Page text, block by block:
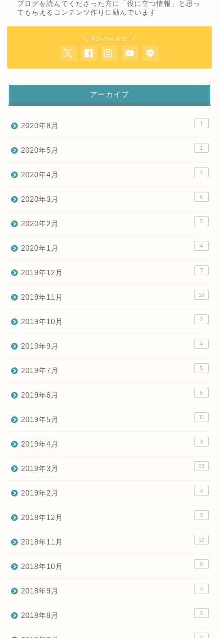
ブログを読んでくださった方に「役に立つ情報」と思っ
てもらえるコンテンツ作りに励んでいます
＼ Follow me ／
アーカイブ
2020年8月 1
2020年5月 1
2020年4月 4
2020年3月 6
2020年2月 5
2020年1月 4
2019年12月 7
2019年11月 10
2019年10月 2
2019年9月 4
2019年7月 5
2019年6月 5
2019年5月 11
2019年4月 3
2019年3月 13
2019年2月 4
2018年12月 3
2018年11月 12
2018年10月 8
2018年9月 4
2018年8月 3